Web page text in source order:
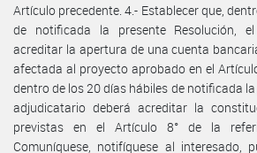
Artículo precedente. 4.- Establecer que,
de notificada la presente Resolución,
acreditar la apertura de una cuenta
afectada al proyecto aprobado en el
dentro de los 20 días hábiles de notificada
adjudicatario deberá acreditar la
previstas en el Artículo 8° de la
Comuníquese, notifíquese al interesado,